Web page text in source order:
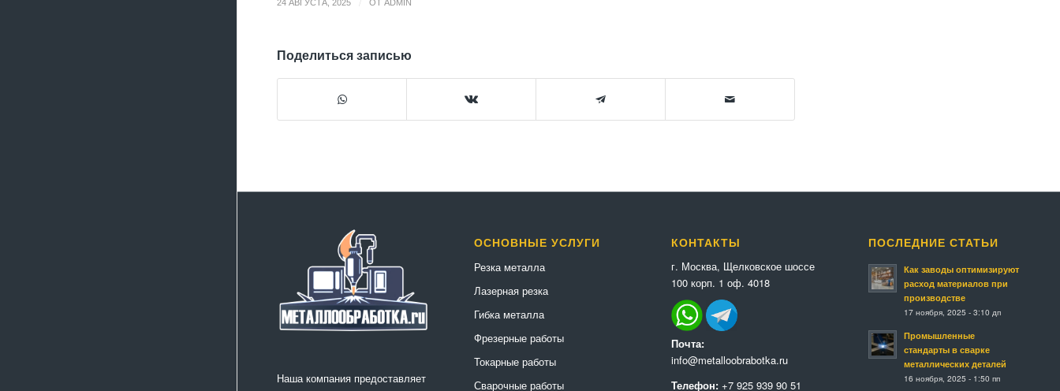
24 АВГУСТА, 2025 ОТ ADMIN
Поделиться записью
Наша компания предоставляет
ОСНОВНЫЕ УСЛУГИ
Резка металла
Лазерная резка
Гибка металла
Фрезерные работы
Токарные работы
Сварочные работы
КОНТАКТЫ
г. Москва, Щелковское шоссе
100 корп. 1 оф. 4018
Почта:
info@metalloobrabotka.ru
Телефон: +7 925 939 90 51
ПОСЛЕДНИЕ СТАТЬИ
Как заводы оптимизируют
расход материалов при
производстве
17 ноября, 2025 - 3:10 дп
Промышленные
стандарты в сварке
металлических деталей
16 ноября, 2025 - 1:50 пп